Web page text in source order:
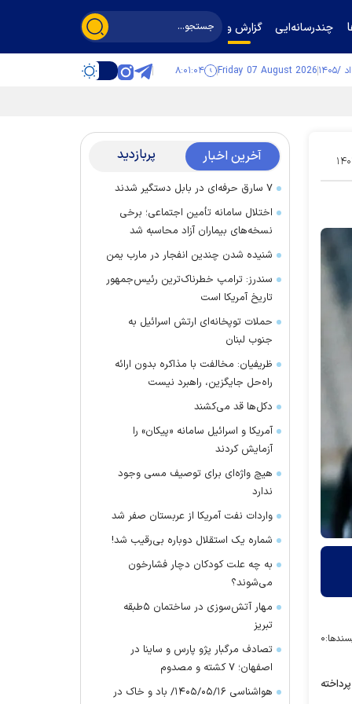
چندرسانه‌ایی گزارش و گفت‌وگو
Friday 07 August 2026 ۸:۰۱:۰۵
۲۶
۰
آخرین اخبار پربازدید
۷ سارق حرفه‌ای در بابل دستگیر شدند
اختلال سامانه تأمین اجتماعی؛ برخی
نسخه‌های بیماران آزاد محاسبه شد
شنیده شدن چندین انفجار در مارب یمن
سندرز: ترامپ خطرناک‌ترین رئیس‌جمهور
تاریخ آمریکا است
حملات توپخانه‌ای ارتش اسرائیل به
جنوب لبنان
ظریفیان: مخالفت با مذاکره بدون ارائه
راه‌حل جایگزین، راهبرد نیست
دکل‌ها قد می‌کشند
آمریکا و اسرائیل سامانه «پیکان» را
آزمایش کردند
هیچ واژه‌ای برای توصیف مسی وجود
ندارد
واردات نفت آمریکا از عربستان صفر شد
شماره یک استقلال دوباره بی‌رقیب شد!
به چه علت کودکان دچار فشارخون
می‌شوند؟
مهار آتش‌سوزی در ساختمان ۵‌طبقه
تبریز
تصادف مرگبار پژو پارس و ساینا در
اصفهان؛ ۷ کشته و مصدوم
هواشناسی ۱۴۰۵/۰۵/۱۶/ باد و خاک در